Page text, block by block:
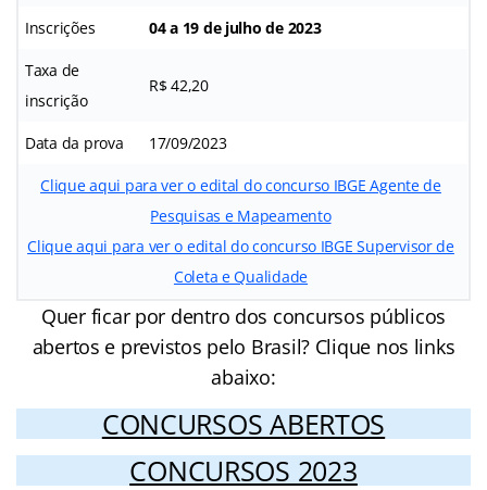
Inscrições 04 a 19 de julho de 2023
Taxa de
inscrição
R$ 42,20
Data da prova 17/09/2023
Clique aqui para ver o edital do concurso IBGE Agente de
Pesquisas e Mapeamento
Clique aqui para ver o edital do concurso IBGE Supervisor de
Coleta e Qualidade
Quer ficar por dentro dos concursos públicos
abertos e previstos pelo Brasil? Clique nos links
abaixo:
CONCURSOS ABERTOS
CONCURSOS 2023